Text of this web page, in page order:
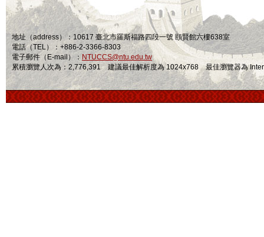
地址（address）：10617 臺北市羅斯福路四段一號 頤賢館六樓638室
電話（TEL）：+886-2-3366-8303
電子郵件（E-mail）： NTUCCS@ntu.edu.tw
累積瀏覽人次為：2,776,391 建議最佳解析度為 1024x768 最佳瀏覽器為